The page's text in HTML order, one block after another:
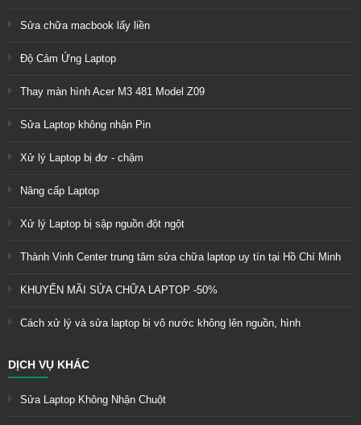
Sửa chữa macbook lấy liền
Độ Cảm Ứng Laptop
Thay màn hình Acer M3 481 Model Z09
Sửa Laptop không nhận Pin
Xử lý Laptop bị đơ - chậm
Nâng cấp Laptop
Xử lý Laptop bị sập nguồn đột ngột
Thành Vinh Center trung tâm sửa chữa laptop uy tín tại Hồ Chí Minh
KHUYẾN MÃI SỬA CHỮA LAPTOP -50%
Cách xử lý và sửa laptop bị vô nước không lên nguồn, hình
DỊCH VỤ KHÁC
Sửa Laptop Không Nhận Chuột